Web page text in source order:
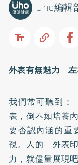
Uho編輯
外表有無魅力 左
我們常可聽到：
表，倒不如培養
要否認內涵的重
視。人的「外表
力，就儘量展現